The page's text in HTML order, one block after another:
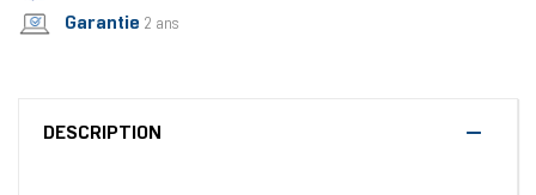
Garantie 2 ans
DESCRIPTION